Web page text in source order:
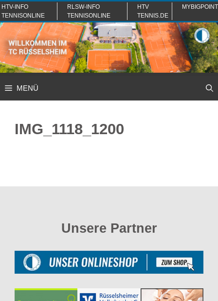
Zum
Inhalt
springen
HTV-INFO
TENNISONLINE
RLSW-INFO
TENNISONLINE
HTV
TENNIS.DE
MYBIGPOINT
MENÜ
IMG_1118_1200
Unsere Partner